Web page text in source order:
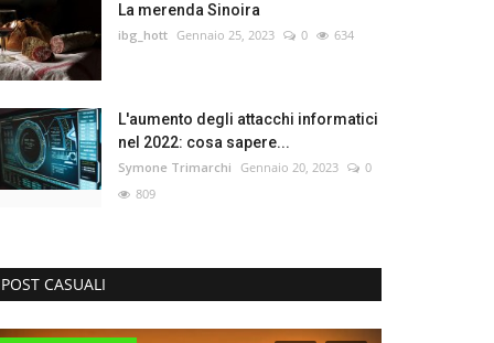
La merenda Sinoira
ibg_hott Gennaio 25, 2023 0 634
L'aumento degli attacchi informatici
nel 2022: cosa sapere...
Symone Trimarchi Gennaio 20, 2023
0
809
POST CASUALI